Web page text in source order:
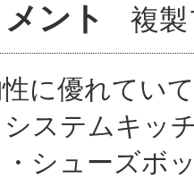
ント 複
に優れてい
ステムキッ
・シューズボ